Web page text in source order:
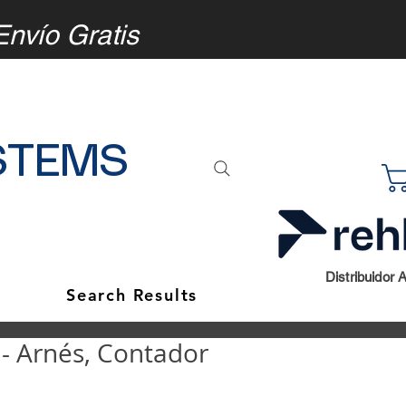
Gratis
Search Results
Distribuidor
Arnés, Contador